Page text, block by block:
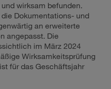
wirksam befunden.
Dokumentations- und
an erweiterte
angepasst. Die
im März 2024
Wirksamkeitsprüfung
für das Geschäftsjahr